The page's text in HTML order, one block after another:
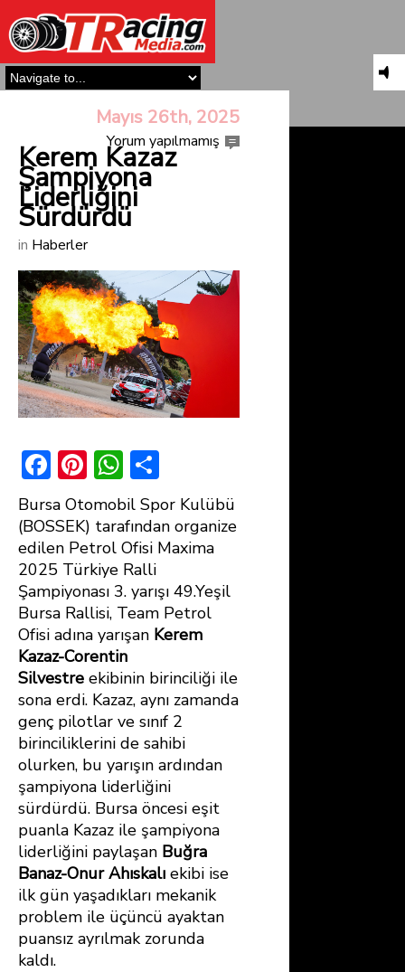
Mayıs 26th, 2025
Yorum yapılmamış
Kerem Kazaz
Şampiyona
Liderliğini
Sürdürdü
in Haberler
F
ac
e
b
o
ok
Pi
nt
er
e
st
W
h
at
s
A
p
p
h
ar
e
Bursa Otomobil Spor Kulübü
(BOSSEK) tarafından organize
edilen Petrol Ofisi Maxima
2025 Türkiye Ralli
Şampiyonası 3. yarışı 49.Yeşil
Bursa Rallisi, Team Petrol
Ofisi adına yarışan Kerem
Kazaz-Corentin
Silvestre ekibinin birinciliği ile
sona erdi. Kazaz, aynı zamanda
genç pilotlar ve sınıf 2
birinciliklerini de sahibi
olurken, bu yarışın ardından
şampiyona liderliğini
sürdürdü. Bursa öncesi eşit
puanla Kazaz ile şampiyona
liderliğini paylaşan Buğra
Banaz-Onur Ahıskalı ekibi ise
ilk gün yaşadıkları mekanik
problem ile üçüncü ayaktan
puansız ayrılmak zorunda
kaldı.